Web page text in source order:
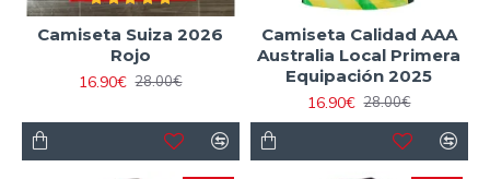
Camiseta Suiza 2026
Rojo
16.90€ 28.00€
Camiseta Calidad AAA
Australia Local Primera
Equipación 2025
16.90€ 28.00€